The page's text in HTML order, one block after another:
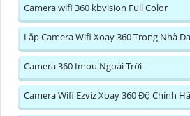
Camera wifi 360 kbvision Full Color
Lắp Camera Wifi Xoay 360 Trong Nhà
Camera 360 Imou Ngoài Trời
Camera Wifi Ezviz Xoay 360 Độ Chính